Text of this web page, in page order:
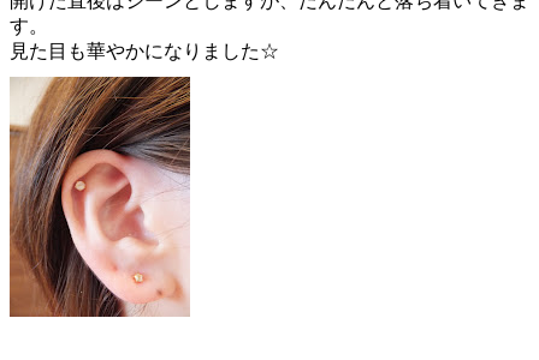
す。
見た目も華やかになりました☆